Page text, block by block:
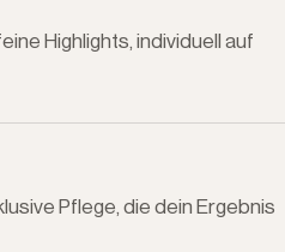
Highlights, individuell auf
Pflege, die dein Ergebnis